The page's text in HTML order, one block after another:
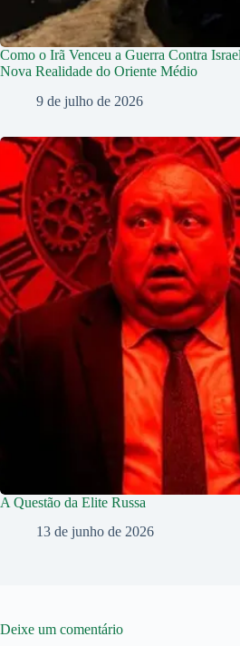
Como o Irã Venceu a Guerra Contra
Nova Realidade do Oriente Médio
9 de julho de 2026
A Questão da Elite Russa
13 de junho de 2026
Deixe um comentário